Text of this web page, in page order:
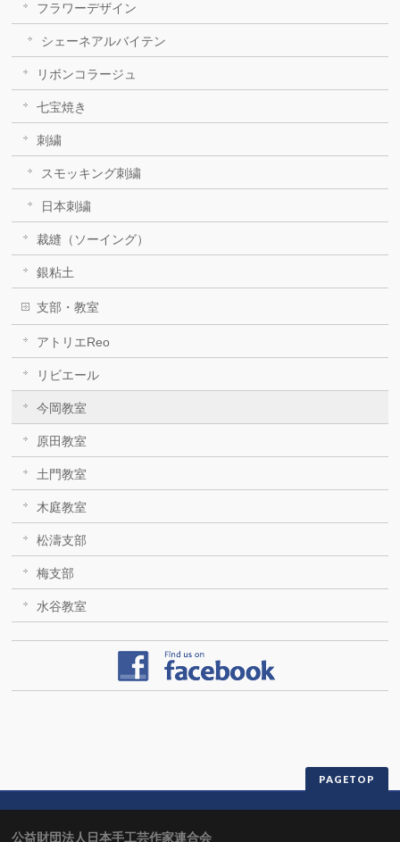
フラワーデザイン
シェーネアルバイテン
リボンコラージュ
七宝焼き
刺繍
スモッキング刺繍
日本刺繍
裁縫（ソーイング）
銀粘土
支部・教室
アトリエReo
リビエール
今岡教室
原田教室
土門教室
木庭教室
松濤支部
梅支部
水谷教室
PAGETOP
公益財団法人日本手工芸作家連合会